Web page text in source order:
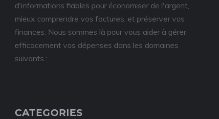
d'informations fiables pour économiser de l'argent,
mieux comprendre vos factures, et préserver vos
finances. Nous sommes là pour vous aider à gérer
efficacement vos dépenses dans les domaines
suivants :
CATEGORIES